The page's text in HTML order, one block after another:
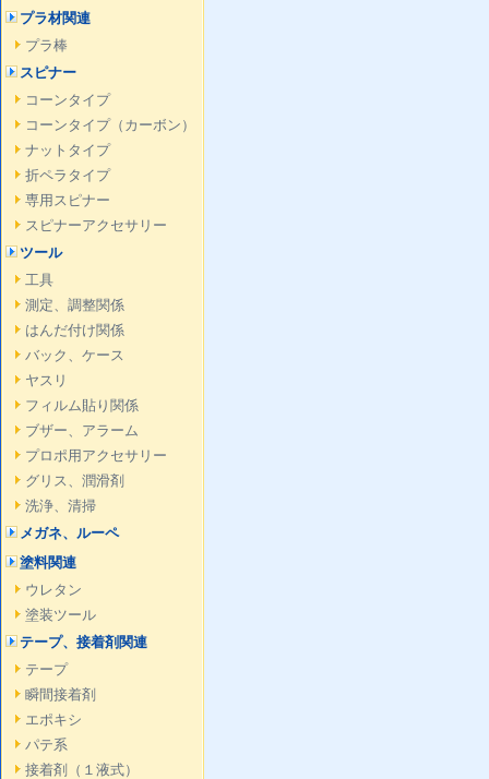
プラ材関連
プラ棒
スピナー
コーンタイプ
コーンタイプ（カーボン）
ナットタイプ
折ペラタイプ
専用スピナー
スピナーアクセサリー
ツール
工具
測定、調整関係
はんだ付け関係
バック、ケース
ヤスリ
フィルム貼り関係
ブザー、アラーム
プロポ用アクセサリー
グリス、潤滑剤
洗浄、清掃
メガネ、ルーペ
塗料関連
ウレタン
塗装ツール
テープ、接着剤関連
テープ
瞬間接着剤
エポキシ
パテ系
接着剤（１液式）